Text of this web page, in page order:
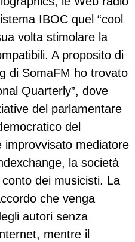
IBOC quel “cool
volta stimolare la
A proposito di
di SomaFM ho trovato
Quarterly”, dove
del parlamentare
del
improvvisato mediatore
la società
dei musicisti. La
che venga
autori senza
mentre il